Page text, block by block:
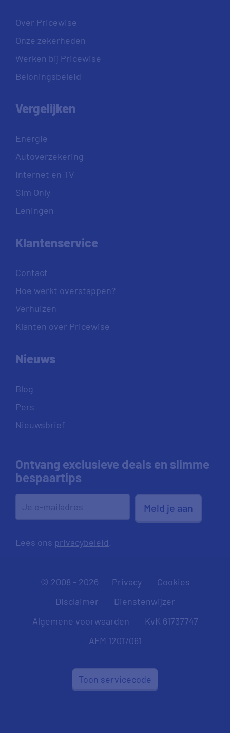
Over Pricewise
Onze zekerheden
Werken bij Pricewise
Beloningsbeleid
Vergelijken
Energie
Autoverzekering
Internet en TV
Sim Only
Leningen
Klantenservice
Contact
Hoe werkt overstappen?
Verhuizen
Klanten over Pricewise
Nieuws
Blog
Pers
Nieuwsbrief
Ontvang exclusieve deals en slimme
bespaartips
Meld je aan
Lees ons privacybeleid.
© 2008 - 2026 Privacy
Cookies
Disclaimer
Dienstenwijzer
Algemene voorwaarden
KvK 61737747
AFM 12017061
Toon servicecode